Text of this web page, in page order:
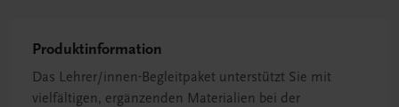
Produktinformation
Das Lehrer/innen-Begleitpaket unterstützt Sie mit
vielfältigen, ergänzenden Materialien bei der